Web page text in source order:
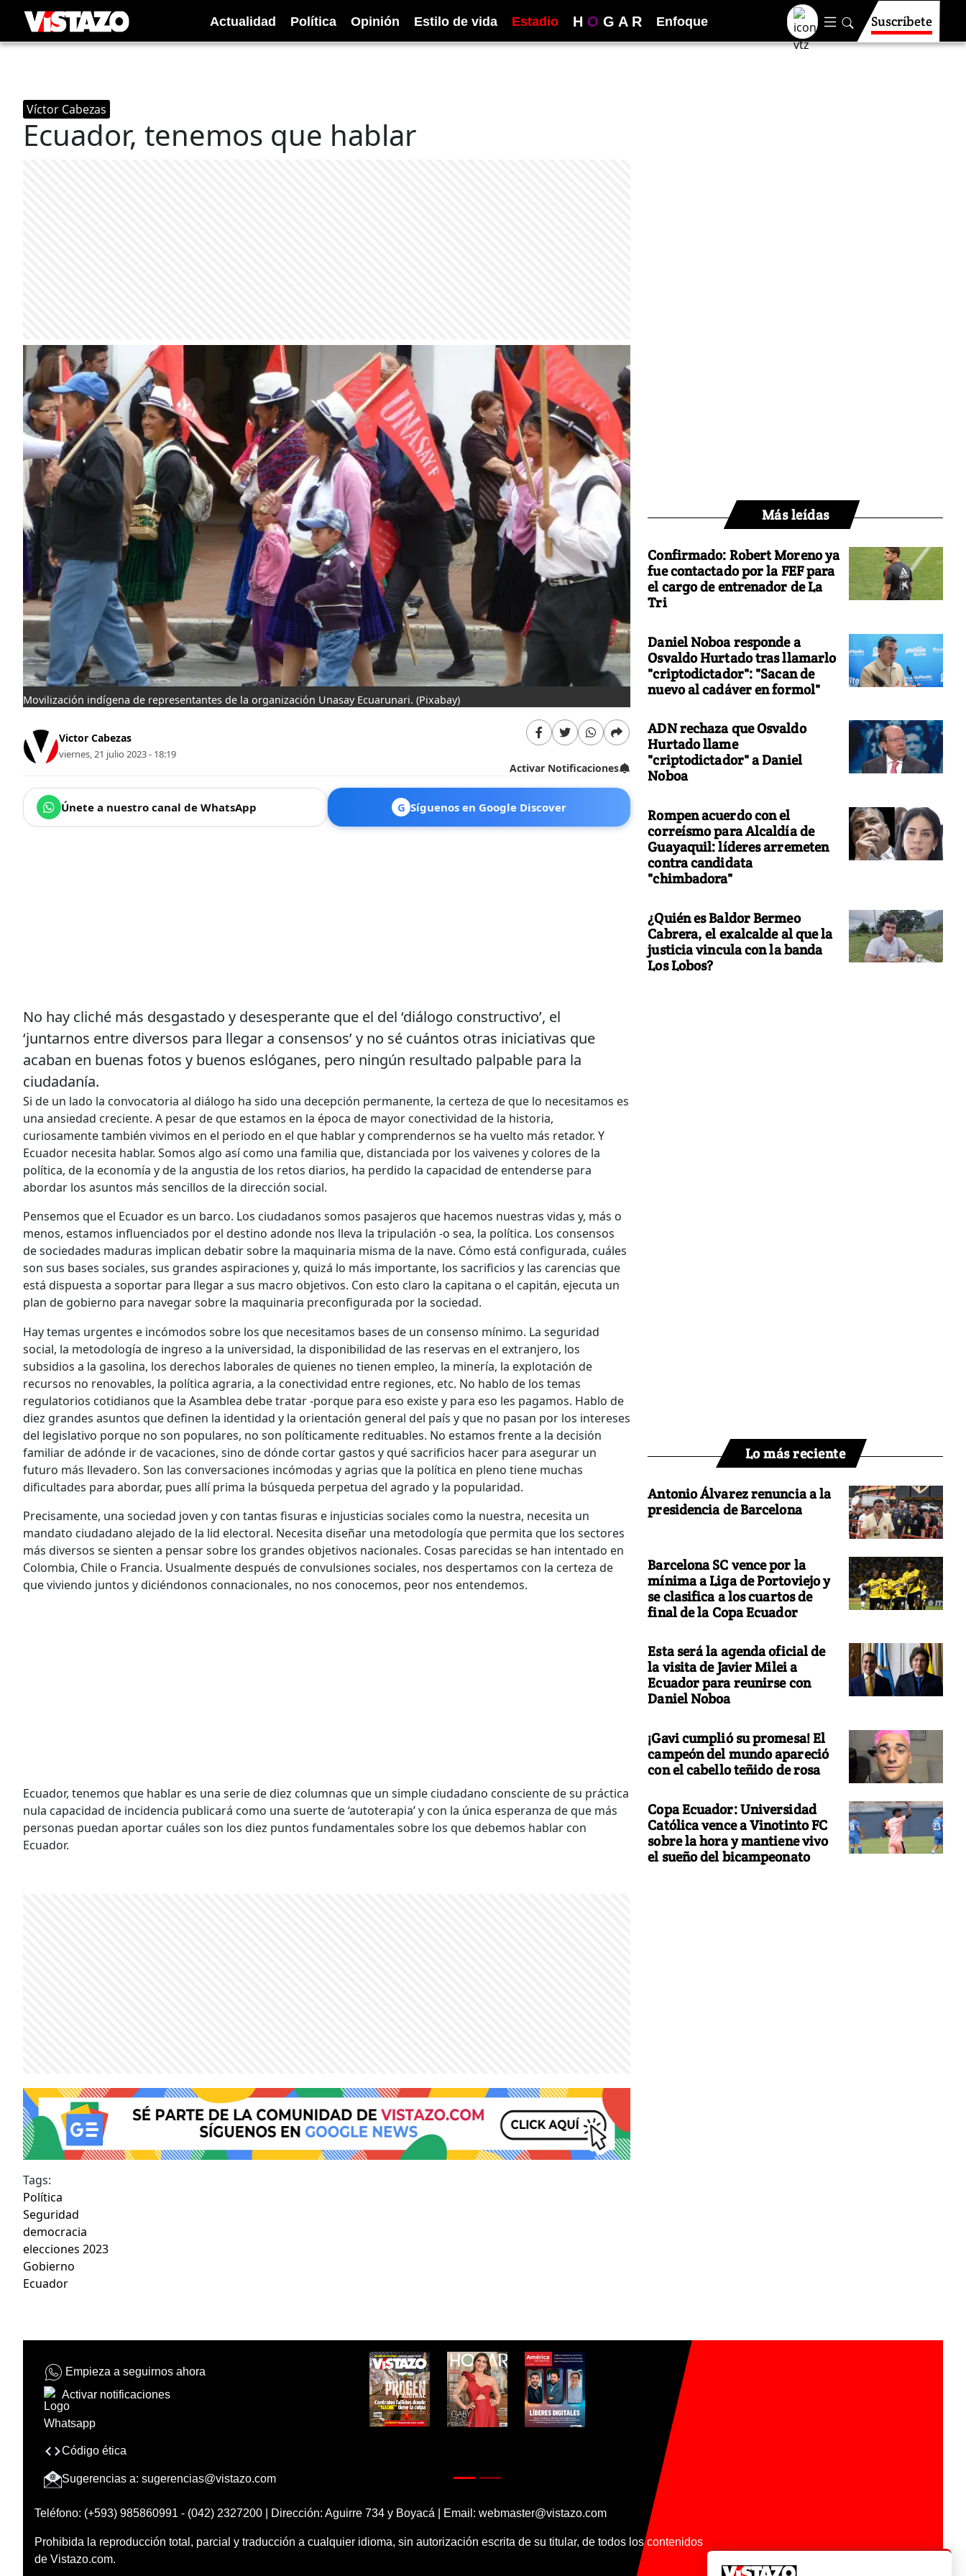
Actualidad Política Opinión Estilo de vida Estadio H O G A R Enfoque Suscríbete
Víctor Cabezas
Ecuador, tenemos que hablar
Movilización indígena de representantes de la organización Unasay Ecuarunari. (Pixabay)
Victor Cabezas
viernes, 21 julio 2023 - 18:19
Activar Notificaciones
Únete a nuestro canal de WhatsApp G Síguenos en Google Discover
No hay cliché más desgastado y desesperante que el del ‘diálogo constructivo’, el
‘juntarnos entre diversos para llegar a consensos’ y no sé cuántos otras iniciativas que
acaban en buenas fotos y buenos eslóganes, pero ningún resultado palpable para la
ciudadanía.
Si de un lado la convocatoria al diálogo ha sido una decepción permanente, la certeza de que lo necesitamos es
una ansiedad creciente. A pesar de que estamos en la época de mayor conectividad de la historia,
curiosamente también vivimos en el periodo en el que hablar y comprendernos se ha vuelto más retador. Y
Ecuador necesita hablar. Somos algo así como una familia que, distanciada por los vaivenes y colores de la
política, de la economía y de la angustia de los retos diarios, ha perdido la capacidad de entenderse para
abordar los asuntos más sencillos de la dirección social.
Pensemos que el Ecuador es un barco. Los ciudadanos somos pasajeros que hacemos nuestras vidas y, más o
menos, estamos influenciados por el destino adonde nos lleva la tripulación -o sea, la política. Los consensos
de sociedades maduras implican debatir sobre la maquinaria misma de la nave. Cómo está configurada, cuáles
son sus bases sociales, sus grandes aspiraciones y, quizá lo más importante, los sacrificios y las carencias que
está dispuesta a soportar para llegar a sus macro objetivos. Con esto claro la capitana o el capitán, ejecuta un
plan de gobierno para navegar sobre la maquinaria preconfigurada por la sociedad.
Hay temas urgentes e incómodos sobre los que necesitamos bases de un consenso mínimo. La seguridad
social, la metodología de ingreso a la universidad, la disponibilidad de las reservas en el extranjero, los
subsidios a la gasolina, los derechos laborales de quienes no tienen empleo, la minería, la explotación de
recursos no renovables, la política agraria, a la conectividad entre regiones, etc. No hablo de los temas
regulatorios cotidianos que la Asamblea debe tratar -porque para eso existe y para eso les pagamos. Hablo de
diez grandes asuntos que definen la identidad y la orientación general del país y que no pasan por los intereses
del legislativo porque no son populares, no son políticamente redituables. No estamos frente a la decisión
familiar de adónde ir de vacaciones, sino de dónde cortar gastos y qué sacrificios hacer para asegurar un
futuro más llevadero. Son las conversaciones incómodas y agrias que la política en pleno tiene muchas
dificultades para abordar, pues allí prima la búsqueda perpetua del agrado y la popularidad.
Precisamente, una sociedad joven y con tantas fisuras e injusticias sociales como la nuestra, necesita un
mandato ciudadano alejado de la lid electoral. Necesita diseñar una metodología que permita que los sectores
más diversos se sienten a pensar sobre los grandes objetivos nacionales. Cosas parecidas se han intentado en
Colombia, Chile o Francia. Usualmente después de convulsiones sociales, nos despertamos con la certeza de
que viviendo juntos y diciéndonos connacionales, no nos conocemos, peor nos entendemos.
Ecuador, tenemos que hablar es una serie de diez columnas que un simple ciudadano consciente de su práctica
nula capacidad de incidencia publicará como una suerte de ‘autoterapia’ y con la única esperanza de que más
personas puedan aportar cuáles son los diez puntos fundamentales sobre los que debemos hablar con
Ecuador.
Tags:
Política
Seguridad
democracia
elecciones 2023
Gobierno
Ecuador
Más leídas
Confirmado: Robert Moreno ya
fue contactado por la FEF para
el cargo de entrenador de La
Tri
Daniel Noboa responde a
Osvaldo Hurtado tras llamarlo
"criptodictador": "Sacan de
nuevo al cadáver en formol"
ADN rechaza que Osvaldo
Hurtado llame
"criptodictador" a Daniel
Noboa
Rompen acuerdo con el
correísmo para Alcaldía de
Guayaquil: líderes arremeten
contra candidata
"chimbadora"
¿Quién es Baldor Bermeo
Cabrera, el exalcalde al que la
justicia vincula con la banda
Los Lobos?
Lo más reciente
Antonio Álvarez renuncia a la
presidencia de Barcelona
Barcelona SC vence por la
mínima a Liga de Portoviejo y
se clasifica a los cuartos de
final de la Copa Ecuador
Esta será la agenda oficial de
la visita de Javier Milei a
Ecuador para reunirse con
Daniel Noboa
¡Gavi cumplió su promesa! El
campeón del mundo apareció
con el cabello teñido de rosa
Copa Ecuador: Universidad
Católica vence a Vinotinto FC
sobre la hora y mantiene vivo
el sueño del bicampeonato
Empieza a seguirnos ahora
Activar notificaciones
Código ética
Sugerencias a: sugerencias@vistazo.com
Teléfono: (+593) 985860991 - (042) 2327200 | Dirección: Aguirre 734 y Boyacá | Email: webmaster@vistazo.com
Prohibida la reproducción total, parcial y traducción a cualquier idioma, sin autorización escrita de su titular, de todos los contenidos
de Vistazo.com.